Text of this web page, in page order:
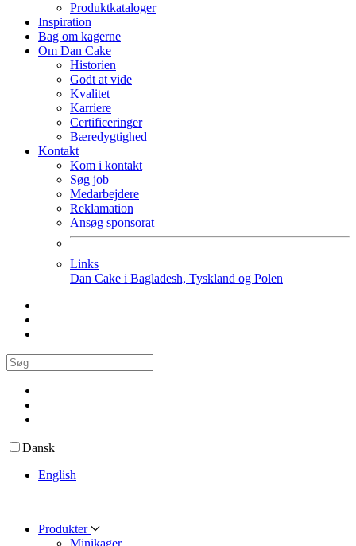
Produktkataloger
Inspiration
Bag om kagerne
Om Dan Cake
Historien
Godt at vide
Kvalitet
Karriere
Certificeringer
Bæredygtighed
Kontakt
Kom i kontakt
Søg job
Medarbejdere
Reklamation
Ansøg sponsorat
Links
Dan Cake i Bagladesh, Tyskland og Polen
Dansk
English
Produkter
Minikager